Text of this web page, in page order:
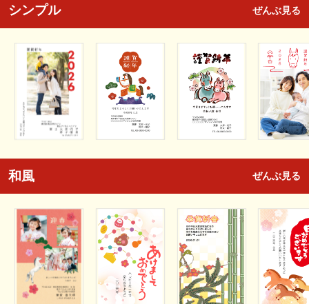
シンプル ぜんぶ見る
和風 ぜんぶ見る